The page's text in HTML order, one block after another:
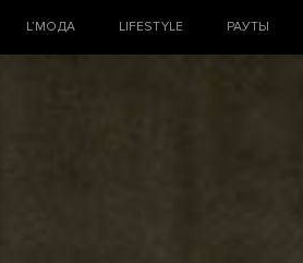
L’МОДА LIFESTYLE РАУТЫ